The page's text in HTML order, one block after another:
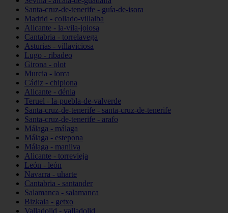
Santa-cruz-de-tenerife - guía-de-isora
Madrid - collado-villalba
Alicante - la-vila-joiosa
Cantabria - torrelavega
Asturias - villaviciosa
Lugo - ribadeo
Girona - olot
Murcia - lorca
Cádiz - chipiona
Alicante - dénia
Teruel - la-puebla-de-valverde
Santa-cruz-de-tenerife - santa-cruz-de-tenerife
Santa-cruz-de-tenerife - arafo
Málaga - málaga
Málaga - estepona
Málaga - manilva
Alicante - torrevieja
León - león
Navarra - uharte
Cantabria - santander
Salamanca - salamanca
Bizkaia - getxo
Valladolid - valladolid